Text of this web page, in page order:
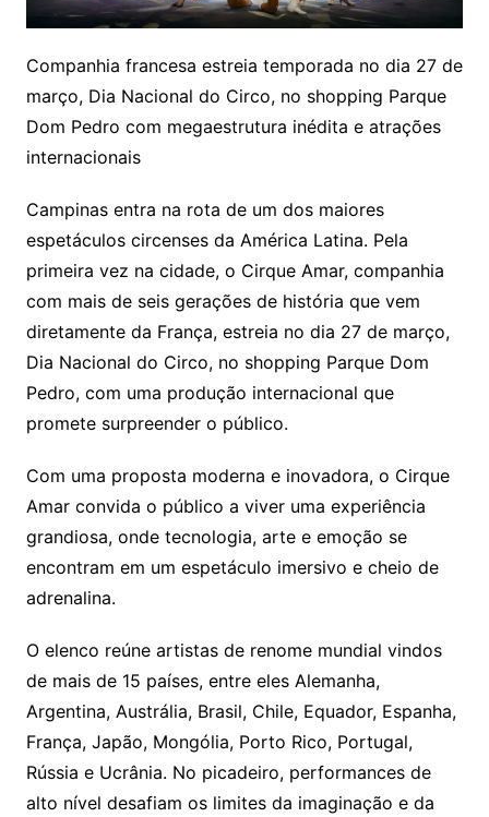
Companhia francesa estreia temporada no dia 27 de
março, Dia Nacional do Circo, no shopping Parque
Dom Pedro com megaestrutura inédita e atrações
internacionais
Campinas entra na rota de um dos maiores
espetáculos circenses da América Latina. Pela
primeira vez na cidade, o Cirque Amar, companhia
com mais de seis gerações de história que vem
diretamente da França, estreia no dia 27 de março,
Dia Nacional do Circo, no shopping Parque Dom
Pedro, com uma produção internacional que
promete surpreender o público.
Com uma proposta moderna e inovadora, o Cirque
Amar convida o público a viver uma experiência
grandiosa, onde tecnologia, arte e emoção se
encontram em um espetáculo imersivo e cheio de
adrenalina.
O elenco reúne artistas de renome mundial vindos
de mais de 15 países, entre eles Alemanha,
Argentina, Austrália, Brasil, Chile, Equador, Espanha,
França, Japão, Mongólia, Porto Rico, Portugal,
Rússia e Ucrânia. No picadeiro, performances de
alto nível desafiam os limites da imaginação e da